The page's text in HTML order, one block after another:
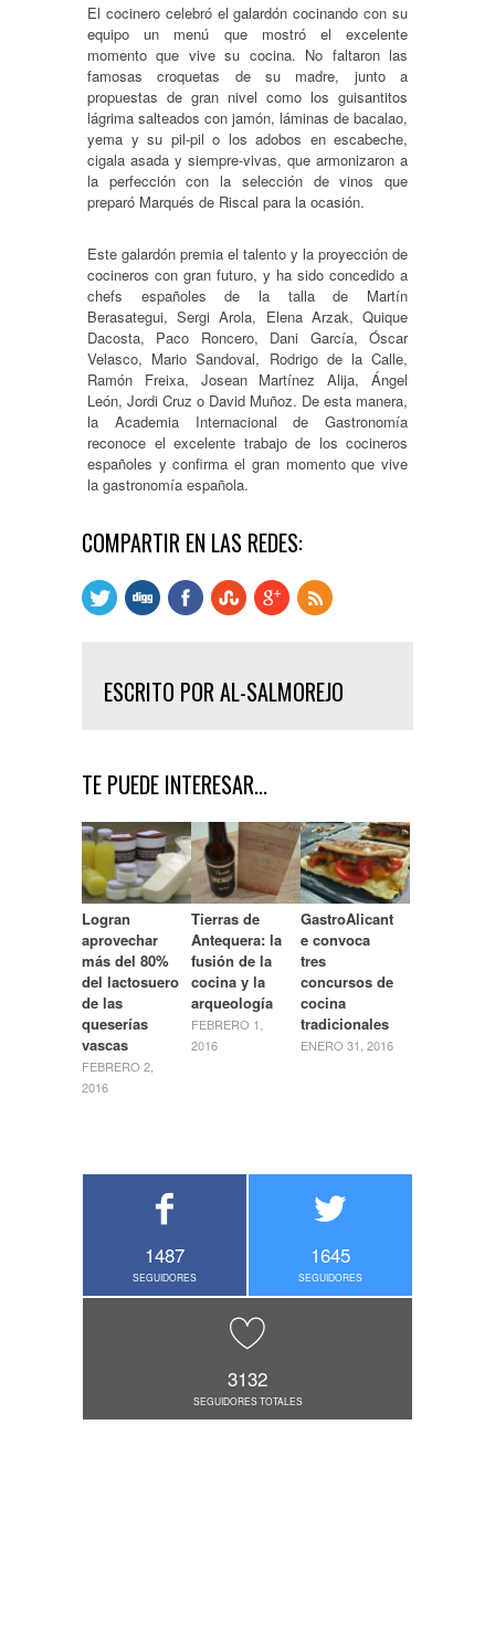
El cocinero celebró el galardón cocinando con su
equipo un menú que mostró el excelente
momento que vive su cocina. No faltaron las
famosas croquetas de su madre, junto a
propuestas de gran nivel como los guisantitos
lágrima salteados con jamón, láminas de bacalao,
yema y su pil-pil o los adobos en escabeche,
cigala asada y siempre-vivas, que armonizaron a
la perfección con la selección de vinos que
preparó Marqués de Riscal para la ocasión.
Este galardón premia el talento y la proyección de
cocineros con gran futuro, y ha sido concedido a
chefs españoles de la talla de Martín
Berasategui, Sergi Arola, Elena Arzak, Quique
Dacosta, Paco Roncero, Dani García, Óscar
Velasco, Mario Sandoval, Rodrigo de la Calle,
Ramón Freixa, Josean Martínez Alija, Ángel
León, Jordi Cruz o David Muñoz. De esta manera,
la Academia Internacional de Gastronomía
reconoce el excelente trabajo de los cocineros
españoles y confirma el gran momento que vive
la gastronomía española.
COMPARTIR EN LAS REDES:
ESCRITO POR AL-SALMOREJO
TE PUEDE INTERESAR...
Logran
aprovechar
más del 80%
del lactosuero
de las
queserías
vascas
FEBRERO 2,
2016
Tierras de
Antequera: la
fusión de la
cocina y la
arqueología
FEBRERO 1,
2016
GastroAlicant
e convoca
tres
concursos de
cocina
tradicionales
ENERO 31, 2016
1487
SEGUIDORES
1645
SEGUIDORES
3132
SEGUIDORES TOTALES